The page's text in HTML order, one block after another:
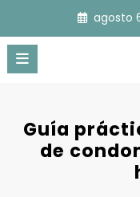
contenido
agosto
Guía
de